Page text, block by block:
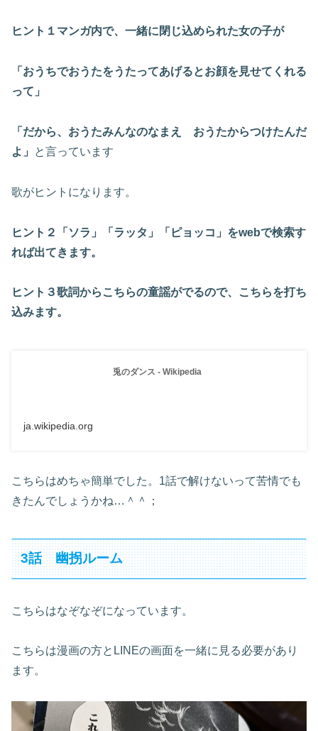
ヒント１マンガ内で、一緒に閉じ込められた女の子が
「おうちでおうたをうたってあげるとお顔を見せてくれる
って」
「だから、おうたみんなのなまえ おうたからつけたんだ
よ」
と言っています
歌がヒントになります。
ヒント２「ソラ」「ラッタ」「ピョッコ」をwebで検索す
れば出てきます。
ヒント３歌詞からこちらの童謡がでるので、こちらを打ち
込みます。
兎のダンス - Wikipedia
ja.wikipedia.org
こちらはめちゃ簡単でした。1話で解けないって苦情でも
きたんでしょうかね…＾＾；
3話 幽拐ルーム
こちらはなぞなぞになっています。
こちらは漫画の方とLINEの画面を一緒に見る必要があり
ます。